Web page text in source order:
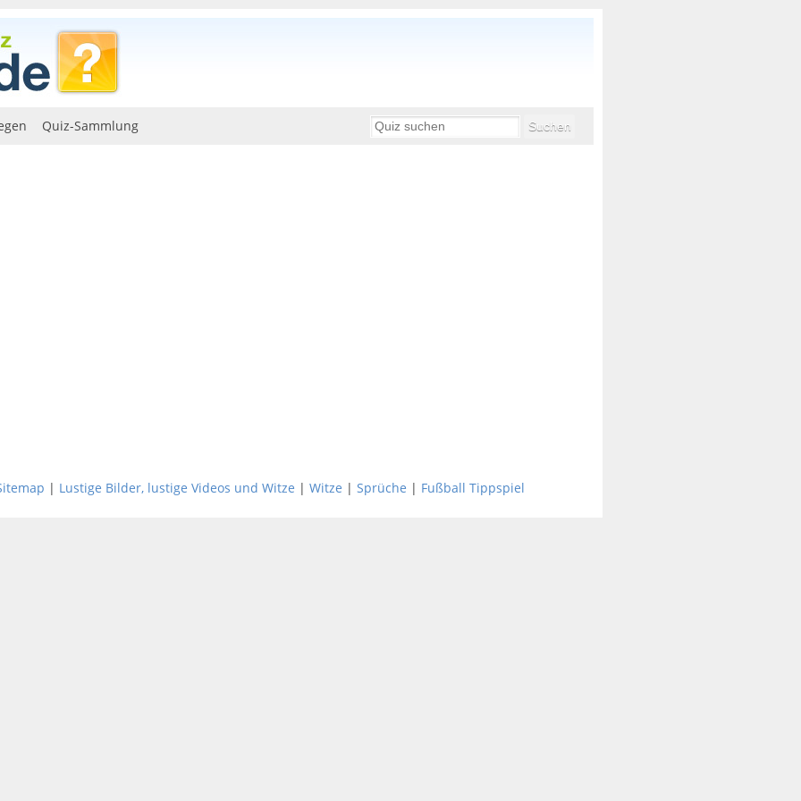
Quiz-Sammlung
| Lustige Bilder, lustige Videos und Witze | Witze | Sprüche | Fußball Tippspiel